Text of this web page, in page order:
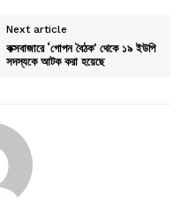
Next article
কক্সবাজারে ‘গোপন বৈঠক’ থেকে ১৯ ইউপি
সদস্যকে আটক করা হয়েছে